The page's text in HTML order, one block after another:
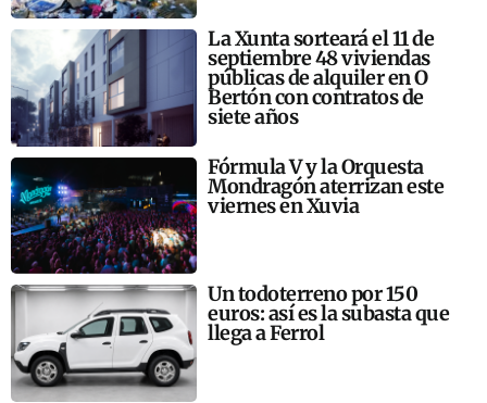
La Xunta sorteará el 11 de
septiembre 48 viviendas
públicas de alquiler en O
Bertón con contratos de
siete años
Fórmula V y la Orquesta
Mondragón aterrizan este
viernes en Xuvia
Un todoterreno por 150
euros: así es la subasta que
llega a Ferrol